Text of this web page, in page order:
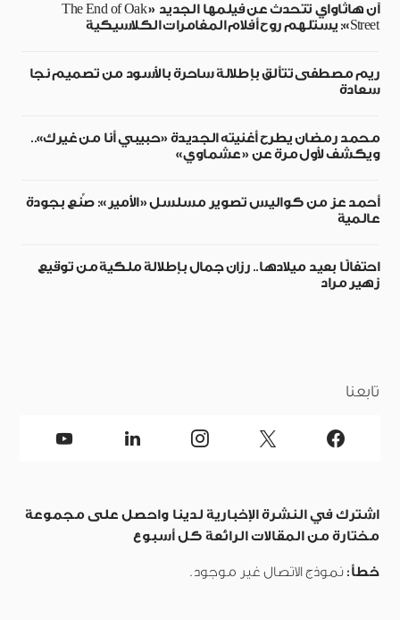
آن هاثاواي تتحدث عن فيلمها الجديد «The End of Oak
Street»: يستلهم روح أفلام المغامرات الكلاسيكية
ريم مصطفى تتألق بإطلالة ساحرة بالأسود من تصميم نجا
سعادة
محمد رمضان يطرح أغنيته الجديدة «حبيبي أنا من غيرك»..
ويكشف لأول مرة عن «عشماوي»
أحمد عز من كواليس تصوير مسلسل «الأمير»: صُنع بجودة
عالمية
احتفالًا بعيد ميلادها.. رزان جمال بإطلالة ملكية من توقيع
زهير مراد
تابعنا
اشترك في النشرة الإخبارية لدينا واحصل على مجموعة
مختارة من المقالات الرائعة كل أسبوع
خطأ: نموذج الاتصال غير موجود.